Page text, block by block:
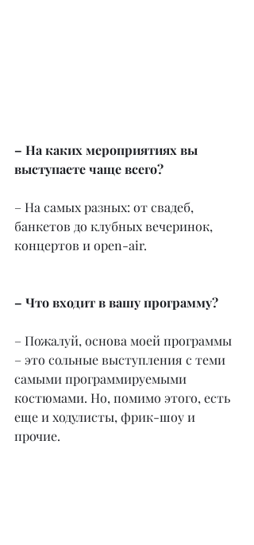
– На каких мероприятиях вы
выступаете чаще всего?
– На самых разных: от свадеб,
банкетов до клубных вечеринок,
концертов и open-air.
– Что входит в вашу программу?
– Пожалуй, основа моей программы
– это сольные выступления с теми
самыми программируемыми
костюмами. Но, помимо этого, есть
еще и ходулисты, фрик-шоу и
прочие.